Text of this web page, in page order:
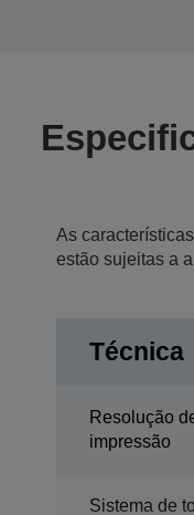
As
estão sujeitas a
Técnica
Resolução
impressão
Sistema de